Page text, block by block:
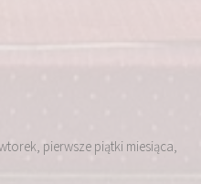
pierwsze piątki miesiąca,